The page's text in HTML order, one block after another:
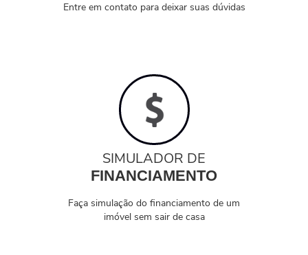
Entre em contato para deixar suas dúvidas
SIMULADOR DE
FINANCIAMENTO
Faça simulação do financiamento de um
imóvel sem sair de casa